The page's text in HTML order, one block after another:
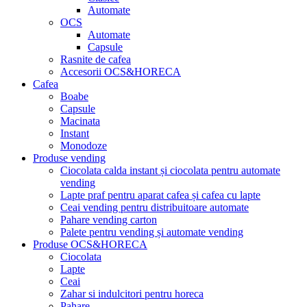
Automate
OCS
Automate
Capsule
Rasnite de cafea
Accesorii OCS&HORECA
Cafea
Boabe
Capsule
Macinata
Instant
Monodoze
Produse vending
Ciocolata calda instant și ciocolata pentru automate
vending
Lapte praf pentru aparat cafea și cafea cu lapte
Ceai vending pentru distribuitoare automate
Pahare vending carton
Palete pentru vending și automate vending
Produse OCS&HORECA
Ciocolata
Lapte
Ceai
Zahar si indulcitori pentru horeca